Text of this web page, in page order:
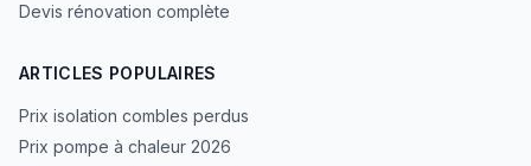
Devis rénovation complète
ARTICLES POPULAIRES
Prix isolation combles perdus
Prix pompe à chaleur 2026